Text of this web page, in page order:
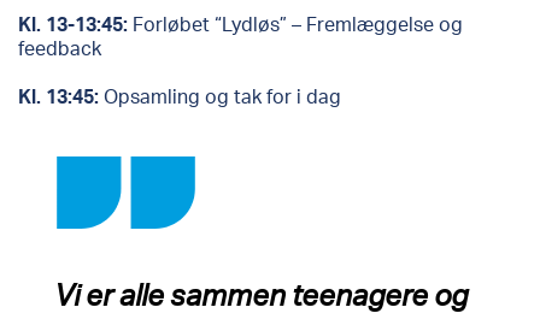
Kl. 13-13:45: Forløbet “Lydløs” – Fremlæggelse og
feedback
Kl. 13:45:Opsamling og tak for i dag
Vi er alle sammen teenagere og